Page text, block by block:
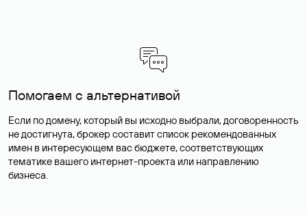
Помогаем с альтернативой
Если по домену, который вы исходно выбрали, договоренность
не достигнута, брокер составит список рекомендованных
имен в интересующем вас бюджете, соответствующих
тематике вашего интернет-проекта или направлению
бизнеса.